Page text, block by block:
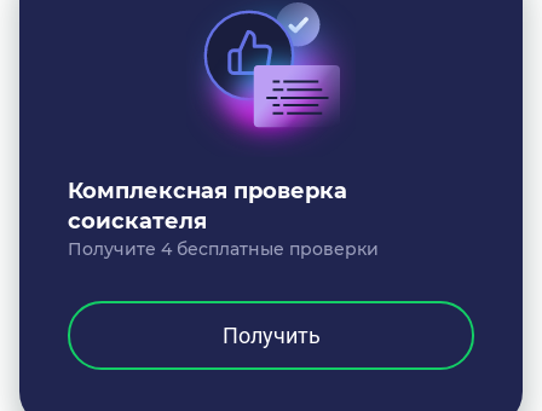
Комплексная проверка
соискателя
Получите 4 бесплатные проверки
Получить